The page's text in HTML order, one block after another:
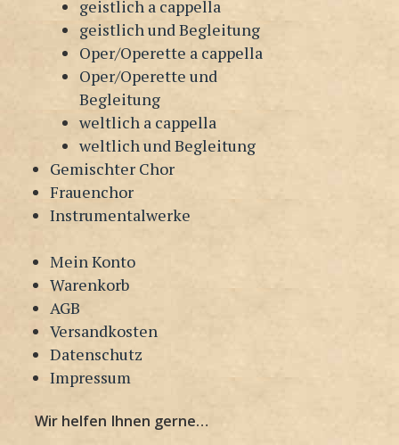
geistlich a cappella
geistlich und Begleitung
Oper/Operette a cappella
Oper/Operette und
Begleitung
weltlich a cappella
weltlich und Begleitung
Gemischter Chor
Frauenchor
Instrumentalwerke
Mein Konto
Warenkorb
AGB
Versandkosten
Datenschutz
Impressum
Wir helfen Ihnen gerne…